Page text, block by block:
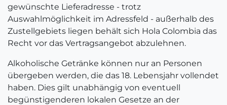
gewünschte Lieferadresse - trotz
Auswahlmöglichkeit im Adressfeld - außerhalb des
Zustellgebiets liegen behält sich Hola Colombia das
Recht vor das Vertragsangebot abzulehnen.
Alkoholische Getränke können nur an Personen
übergeben werden, die das 18. Lebensjahr vollendet
haben. Dies gilt unabhängig von eventuell
begünstigenderen lokalen Gesetze an der